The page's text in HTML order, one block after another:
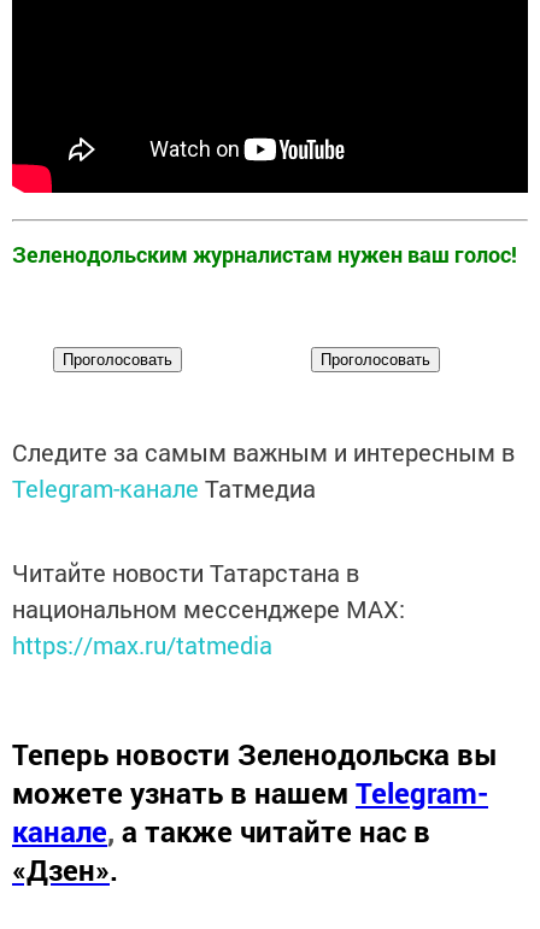
Зеленодольским журналистам нужен ваш голос!
Следите за самым важным и интересным в
Telegram-канале Татмедиа
Читайте новости Татарстана в
национальном мессенджере MАХ:
https://max.ru/tatmedia
Теперь новости Зеленодольска вы
можете узнать в нашем Telegram-
канале, а также читайте нас в
«Дзен».